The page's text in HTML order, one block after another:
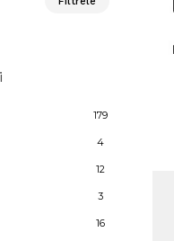
179
4
12
3
16